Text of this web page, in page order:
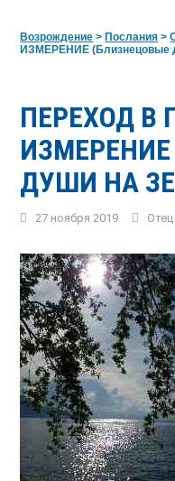
Возрождение >Послания >
ИЗМЕРЕНИЕ (Близнецовые
ПЕРЕХОД В
ДУШИ НА
27 ноября 2019